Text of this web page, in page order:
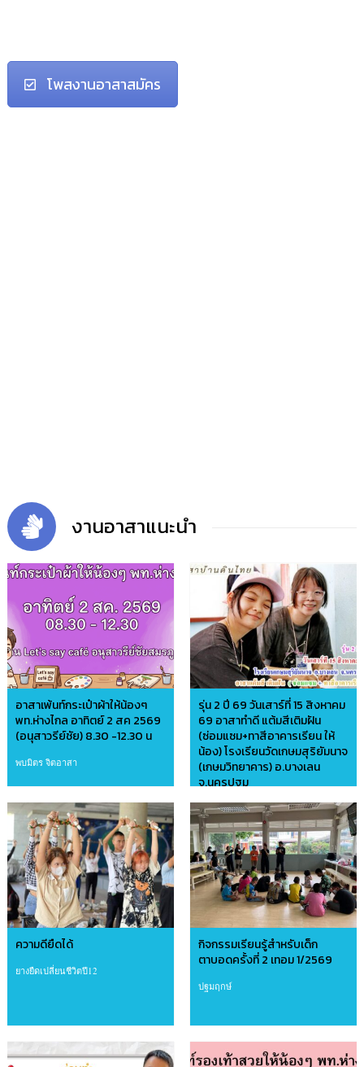
โพสงานอาสาสมัคร
งานอาสาแนะนำ
อาสาเพ้นท์กระเป๋าผ้าให้น้องๆ
พท.ห่างไกล อาทิตย์ 2 สค 2569
(อนุสาวรีย์ชัย) 8.30 -12.30 น
พบมิตร จิตอาสา
รุ่น 2 ปี 69 วันเสาร์ที่ 15 สิงหาคม
69 อาสาทำดี แต้มสีเติมฝัน
(ซ่อมแซม+ทาสีอาคารเรียน ให้
น้อง) โรงเรียนวัดเกษมสุริยัมนาจ
(เกษมวิทยาคาร) อ.บางเลน
จ.นครปฐม
อาสาบ้านดินไทย
ความดียืดได้
ยางยืดเปลี่ยนชีวิตปี12
กิจกรรมเรียนรู้สำหรับเด็ก
ตาบอดครั้งที่ 2 เทอม 1/2569
ปฐมฤกษ์